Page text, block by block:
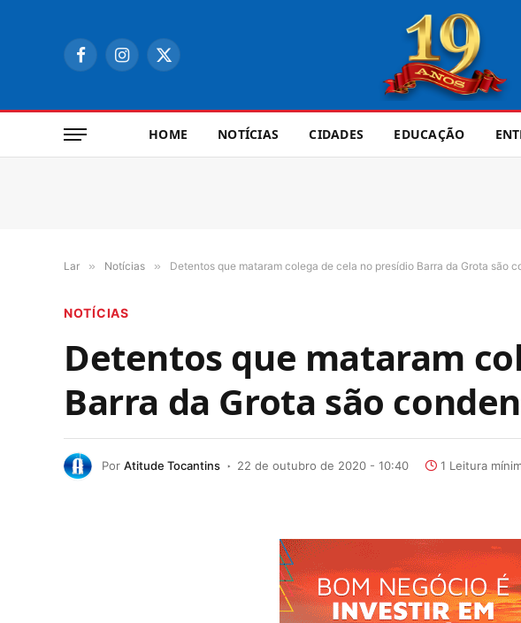
FacebookInstagram
X
HOME NOTÍCIAS CIDADES EDUCAÇÃO
Lar » Notícias » Detentos que mataram colega de cela no presídio Barra da Grota são
NOTÍCIAS
Detentos que mataram
Barra da Grota são
Por Atitude Tocantins 22 de outubro de 2020 - 10:40 1 Leitura